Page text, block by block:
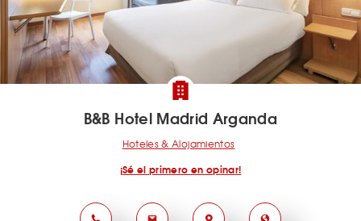
B&B Hotel Madrid Arganda
Hoteles & Alojamientos
¡Sé el primero en opinar!